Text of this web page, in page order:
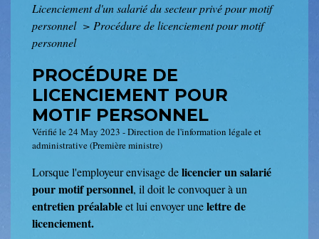
Licenciement d'un salarié du secteur privé pour motif
personnel > Procédure de licenciement pour motif
personnel
PROCÉDURE DE
LICENCIEMENT POUR
MOTIF PERSONNEL
Vérifié le 24 May 2023 - Direction de l'information légale et
administrative (Première ministre)
Lorsque l'employeur envisage delicencier un salarié
pour motif personnel, il doit le convoquer à un
entretien préalableet lui envoyer unelettre de
licenciement.